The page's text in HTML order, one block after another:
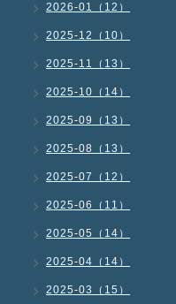
2026-01（12）
2025-12（10）
2025-11（13）
2025-10（14）
2025-09（13）
2025-08（13）
2025-07（12）
2025-06（11）
2025-05（14）
2025-04（14）
2025-03（15）